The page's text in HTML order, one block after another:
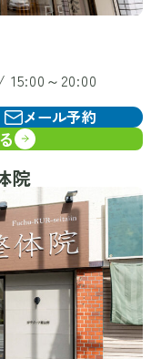
～20:00
メール予約
院